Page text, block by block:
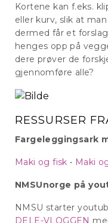
Kortene kan f.eks.
eller kurv, slik at
dermed får et
henges opp på
dere prøver de
gjennomføre alle?
RESSURSER
Fargeleggingsark
Maki og fisk • Maki
NMSUnorge på
NMSU starter
DELE-VLOGGEN